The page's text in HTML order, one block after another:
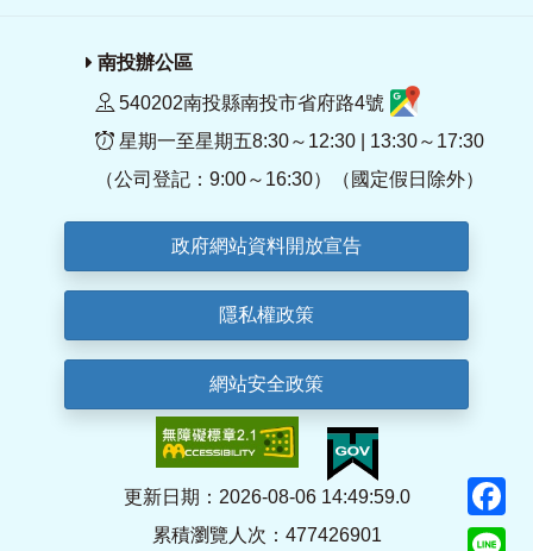
南投辦公區
540202南投縣南投市省府路4號
星期一至星期五8:30～12:30 | 13:30～17:30
（公司登記：9:00～16:30）（國定假日除外）
政府網站資料開放宣告
隱私權政策
網站安全政策
更新日期：2026-08-06 14:49:59.0
累積瀏覽人次：477426901